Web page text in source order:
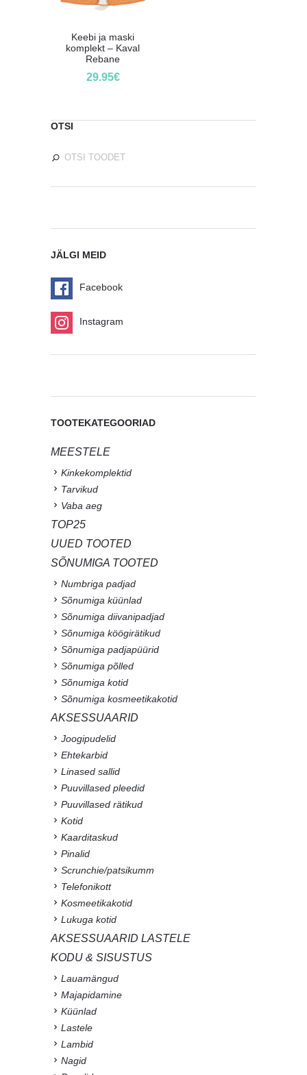
Keebi ja maski
komplekt – Kaval
Rebane
29.95€
OTSI
JÄLGI MEID
Facebook
Instagram
TOOTEKATEGOORIAD
MEESTELE
Kinkekomplektid
Tarvikud
Vaba aeg
TOP25
UUED TOOTED
SÕNUMIGA TOOTED
Numbriga padjad
Sõnumiga küünlad
Sõnumiga diivanipadjad
Sõnumiga köögirätikud
Sõnumiga padjapüürid
Sõnumiga põlled
Sõnumiga kotid
Sõnumiga kosmeetikakotid
AKSESSUAARID
Joogipudelid
Ehtekarbid
Linased sallid
Puuvillased pleedid
Puuvillased rätikud
Kotid
Kaarditaskud
Pinalid
Scrunchie/patsikumm
Telefonikott
Kosmeetikakotid
Lukuga kotid
AKSESSUAARID LASTELE
KODU & SISUSTUS
Lauamängud
Majapidamine
Küünlad
Lastele
Lambid
Nagid